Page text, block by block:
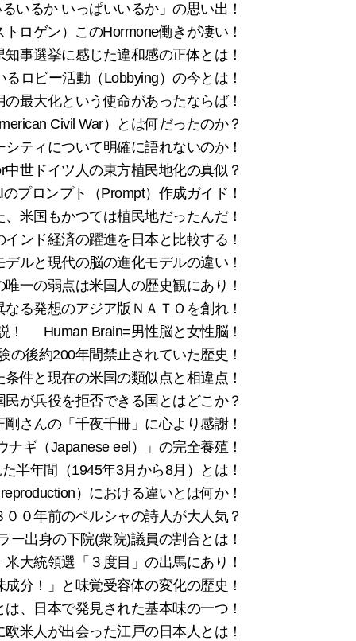
いるか いっぱいいるか」の思い出！
ロゲン）このHormone働きが凄い！
事選挙に感じた違和感の正体とは！
ロビー活動（Lobbying）の今とは！
最大化という使命があったならば！
Civil War）とは何だったのか？
ティについて明確に語れないのか！
世ドイツ人の東方植民地化の真似？
プロンプト（Prompt）作成ガイド！
米国もかつては植民地だったんだ！
インド経済の躍進を日本と比較する！
ルと現代の脳の進化モデルの違い！
唯一の弱点は米国人の歴史観にあり！
る発想のアジア版ＮＡＴＯを創れ！
！
Human Brain=男性脳と女性脳！
の後約200年間禁止されていた歴史！
件と現在の米国の類似点と相違点！
民が兵役を拒否できる国とはどこか？
剛さんの「千夜千冊」に心より感謝！
ギ（Japanese eel）」の完全養殖！
半年間（1945年3月から8月）とは！
）における違いとは何か！
０年前のペルシャの詩人が大人気？
出身の下院(衆院)議員の割合とは！
大統領選「３度目」の出馬にあり！
分！」と味覚受容体の変化の歴史！
、日本で発見された基本味の一つ！
米人が出会った江戸の日本人とは！